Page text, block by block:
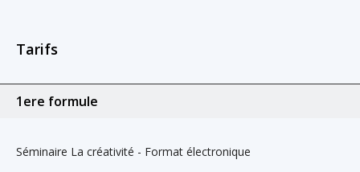
Tarifs
1ere formule
Séminaire La créativité - Format électronique